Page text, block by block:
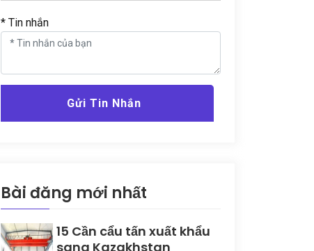
* Tin nhắn
Gửi Tin Nhắn
Bài đăng mới nhất
15 Cần cẩu tấn xuất khẩu
sang Kazakhstan